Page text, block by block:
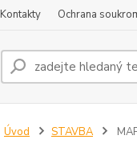
Kontakty Ochrana
Úvod STAVBA